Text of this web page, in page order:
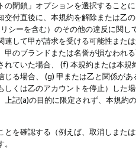
の閉鎖」オプションを選択するこ
交付直後に、本規約を解除または乙
シーを含む）のその他の違反に関
連して甲が請求を受ける可能性また
甲のブランドまたは名誉が損なわれ
れていた場合、 (f) 本規約または本
じる場合、 (g) 甲または乙と関係が
しくは乙のアカウントを停止）した
上記(a)の目的に限定されず、本規
とを確認する（例えば、取消しまた